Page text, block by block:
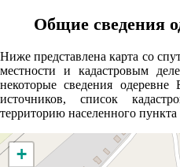
Общие сведения
Ниже представлена карта со
местности и кадастровым
некоторые сведения
источников, список
территорию населенного
+